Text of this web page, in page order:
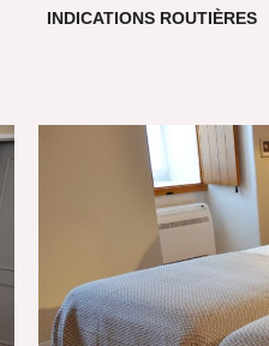
INDICATIONS ROUTIÈRES